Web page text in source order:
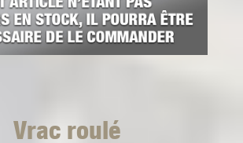
Vrac roulé